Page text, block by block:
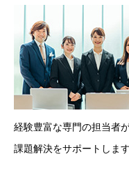
経験豊富な専門の担当者
課題解決をサポートします